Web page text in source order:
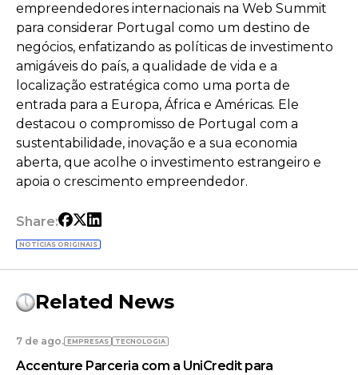
empreendedores internacionais na Web Summit
para considerar Portugal como um destino de
negócios, enfatizando as políticas de investimento
amigáveis do país, a qualidade de vida e a
localização estratégica como uma porta de
entrada para a Europa, África e Américas. Ele
destacou o compromisso de Portugal com a
sustentabilidade, inovação e a sua economia
aberta, que acolhe o investimento estrangeiro e
apoia o crescimento empreendedor.
Share:
NOTÍCIAS ORIGINAIS
Related News
7 de ago. EMPRESAS TECNOLOGIA
Accenture Parceria com a UniCredit para